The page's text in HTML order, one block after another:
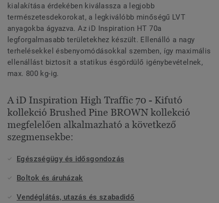
kialakítása érdekében kiválassza a legjobb
természetesdekorokat, a legkiválóbb minőségű LVT
anyagokba ágyazva. Az iD Inspiration HT 70a
legforgalmasabb területekhez készült. Ellenálló a nagy
terhelésekkel ésbenyomódásokkal szemben, így maximális
ellenállást biztosít a statikus ésgördülő igénybevételnek,
max. 800 kg-ig.
A iD Inspiration High Traffic 70 - Kifutó
kollekció Brushed Pine BROWN kollekció
megfelelően alkalmazható a következő
szegmensekbe:
Egészségügy és idősgondozás
Boltok és áruházak
Vendéglátás, utazás és szabadidő